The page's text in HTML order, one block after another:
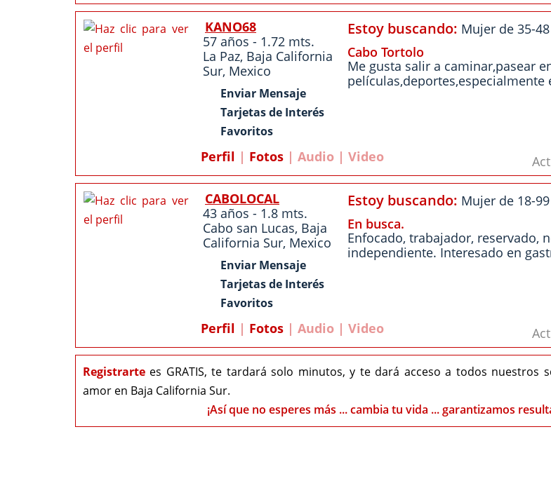
KANO68
57 años - 1.72 mts.
La Paz, Baja California
Sur, Mexico
Enviar Mensaje
Tarjetas de Interés
Favoritos
Estoy buscando: Mujer de 35-
Cabo Tortolo
Me gusta salir a caminar,pasear
películas,deportes,especialmente
Perfil | Fotos | Audio | Video
CABOLOCAL
43 años - 1.8 mts.
Cabo san Lucas, Baja
California Sur, Mexico
Enviar Mensaje
Tarjetas de Interés
Favoritos
Estoy buscando: Mujer de 18-
En busca.
Enfocado, trabajador, reservado,
independiente. Interesado en
Perfil | Fotos | Audio | Video
Registrarte es GRATIS, te tardará solo minutos, y te dará acceso a todos nuestros
amor en Baja California Sur.
¡Así que no esperes más ... cambia tu vida ... garantizamos